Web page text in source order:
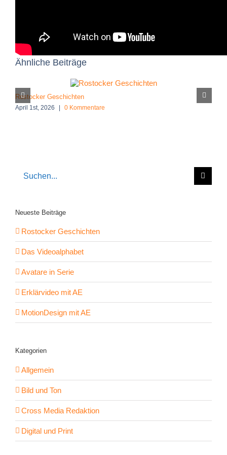
Ähnliche Beiträge
Rostocker Geschichten
April 1st, 2026 0 Kommentare
Suche
nach:
Neueste Beiträge
Rostocker Geschichten
Das Videoalphabet
Avatare in Serie
Erklärvideo mit AE
MotionDesign mit AE
Kategorien
Allgemein
Bild und Ton
Cross Media Redaktion
Digital und Print